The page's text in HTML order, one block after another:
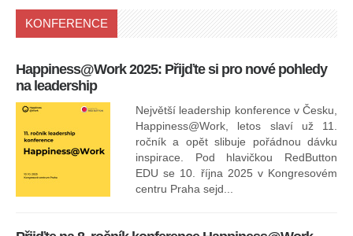
KONFERENCE
Happiness@Work 2025: Přijďte si pro nové pohledy
na leadership
Největší leadership konference v Česku,
Happiness@Work, letos slaví už 11.
ročník a opět slibuje pořádnou dávku
inspirace. Pod hlavičkou RedButton
EDU se 10. října 2025 v Kongresovém
centru Praha sejd...